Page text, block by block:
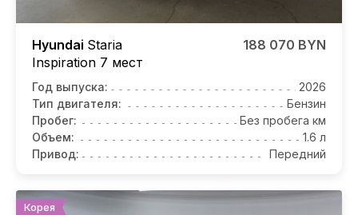
Hyundai Staria
Inspiration 7 мест
188 070 BYN
Год выпуска:
2026
Тип двигателя:
Бензин
Пробег:
Без пробега км
Объем:
1.6 л
Привод:
Передний
Корея